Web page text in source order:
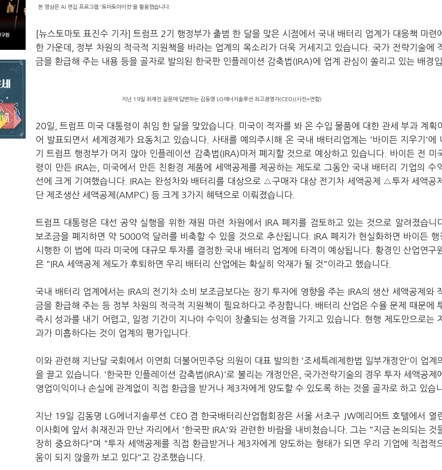
본 영상은 AI 편집 프로그램 '토마토아이컷'을 활용했습니다.
[뉴스토마토 표진수 기자] 트럼프 2기 행정부가 출범 한 달을 맞은 시점에서 국내 배터리 업계가 대응책 마련
한 가운데, 정부 차원의 적극적 지원책을 바라는 업계의 목소리가 더욱 거세지고 있습니다. 국가 전략기술에
금을 환급해 주는 내용 등을 골자로 발의된 한국판 인플레이션 감축법(IRA)에 업계 관심이 쏠리고 있는 배경
지난 19일 취재진 질문에 답변하는 김동명 LG에너지솔루션 최고경영자(CEO)(사진=연합)
20일, 트럼프 미국 대통령이 취임 한 달을 맞았습니다. 미국이 적자를 봐 온 수입 물품에 대한 관세 부과 계획
어 발표되면서 세계경제가 요동치고 있습니다. 사태를 예의주시해 온 국내 배터리업계는 '바이든 지우기'에
기 트럼프 행정부가 머지 않아 인플레이션 감축법(IRA)마저 폐지할 것으로 예상하고 있습니다. 바이든 전 미
령이 만든 IRA는, 미국에서 만든 친환경 제품에 세액공제를 제공하는 제도로 그동안 국내 배터리 기업의 수
선에 크게 기여했습니다. IRA는 완성차와 배터리를 대상으로 △구매자 대상 전기차 세액공제 △투자 세액공
단 제조생산 세액공제(AMPC) 등 크게 3가지 혜택으로 이뤄졌습니다.
트럼프 대통령은 대선 공약 실행을 위한 재원 마련 차원에서 IRA 폐지를 검토하고 있는 것으로 알려졌습니
보조금을 폐지하면 약 5000억 달러를 비축할 수 있을 것으로 추산됩니다. IRA 폐지가 현실화하면 바이든 행
시행한 이 법에 따라 미국에 대규모 투자를 결정한 국내 배터리 업계에 타격이 예상됩니다. 황경인 산업연구
은 "IRA 세액공제 제도가 후퇴하면 우리 배터리 산업에는 확실히 악재가 될 것"이라고 했습니다.
국내 배터리 업계에서는 IRA의 전기차 소비 보조금보다는 장기 투자에 영향을 주는 IRA의 생산 세액공제와
금을 환급해 주는 등 정부 차원의 적극적 지원책이 필요하다고 주장합니다. 배터리 산업은 수율 문제 때문에
즉시 성과를 내기 어렵고, 일정 기간이 지나야 수익이 창출되는 성격을 가지고 있습니다. 현행 제도만으로는
과가 미흡하다는 것이 업계의 평가입니다.
이와 관련해 지난달 국회에서 이연희 더불어민주당 의원이 대표 발의한 '조세특례제한법 일부개정안'이 업계
을 끌고 있습니다. '한국판 인플레이션 감축법(IRA)'로 불리는 개정안은, 국가전략기술의 경우 투자 세액공제
영업이익이나 손실에 관계없이 직접 환급을 받거나 제3자에게 양도할 수 있도록 하는 것을 골자로 하고 있습
지난 19일 김동명 LG에너지솔루션 CEO 겸 한국배터리산업협회장은 서울 서초구 JW메리어트 호텔에서 열
이사회에 앞서 취재진과 만난 자리에서 '한국판 IRA'와 관련한 바람을 내비쳤습니다. 그는 "지금 논의되는 것
장히 중요하다"며 "투자 세액공제를 직접 환급받거나 제3자에게 양도하는 형태가 되면 우리 기업에 직접적
움이 되지 않을까 보고 있다"고 강조했습니다.